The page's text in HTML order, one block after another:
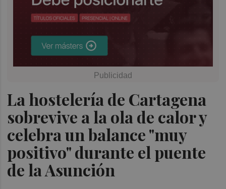
La hostelería de Cartagena
sobrevive a la ola de calor y
celebra un balance "muy
positivo" durante el puente
de la Asunción